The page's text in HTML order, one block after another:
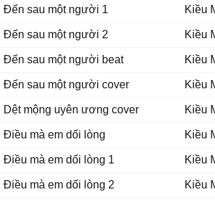
Đến sau một người 1 Kiều
Đến sau một người 2 Kiều
Đến sau một người beat Kiều
Đến sau một người cover Kiều
Dệt mộng uyên ương cover Kiều
Điều mà em dối lòng Kiều
Điều mà em dối lòng 1 Kiều
Điều mà em dối lòng 2 Kiều